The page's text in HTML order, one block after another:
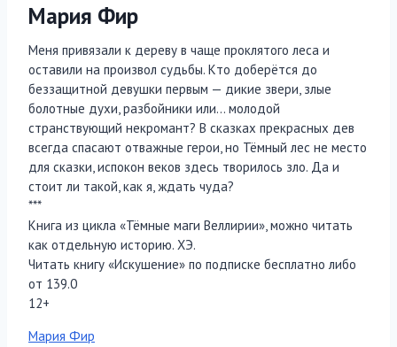
Мария Фир
Меня привязали к дереву в чаще проклятого леса и
оставили на произвол судьбы. Кто доберётся до
беззащитной девушки первым — дикие звери, злые
болотные духи, разбойники или… молодой
странствующий некромант? В сказках прекрасных дев
всегда спасают отважные герои, но Тёмный лес не место
для сказки, испокон веков здесь творилось зло. Да и
стоит ли такой, как я, ждать чуда?
***
Книга из цикла «Тёмные маги Веллирии», можно читать
как отдельную историю. ХЭ.
Читать книгу «Искушение» по подписке бесплатно либо
от 139.0
12+
Метки
Мария Фир